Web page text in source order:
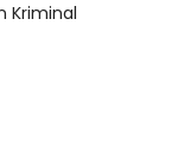
Kriminal